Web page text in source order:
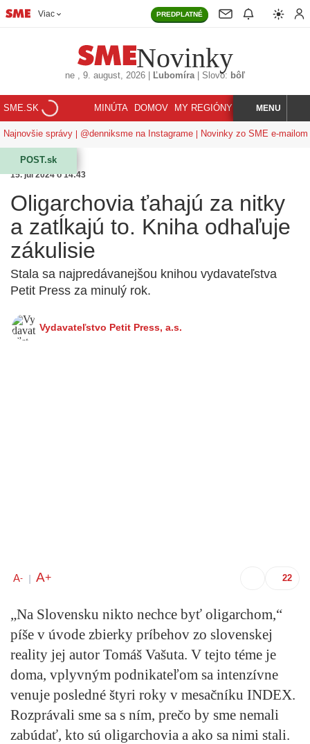
Viac PREDPLATNÉ
Novinky
ne , 9. august, 2026 Ľubomíra| Slovo: bôľ
SME.SK MINÚTA DOMOV MY REGIÓNY KORZÁR
HĽADAJMENU
Najnovšie správy @denniksme na Instagrame Novinky zo SME e-mailom
POST.sk
15. júl 2024 o 14:43
Oligarchovia ťahajú za nitky
a zatĺkajú to. Kniha odhaľuje
zákulisie
Stala sa najpredávanejšou knihou vydavateľstva
Petit Press za minulý rok.
Vydavateľstvo Petit Press, a.s.
A- A+
„Na Slovensku nikto nechce byť oligarchom,“
píše v úvode zbierky príbehov zo slovenskej
reality jej autor Tomáš Vašuta. V tejto téme je
doma, vplyvným podnikateľom sa intenzívne
venuje posledné štyri roky v mesačníku INDEX.
Rozprávali sme sa s ním, prečo by sme nemali
zabúdať, kto sú oligarchovia a ako sa nimi stali.